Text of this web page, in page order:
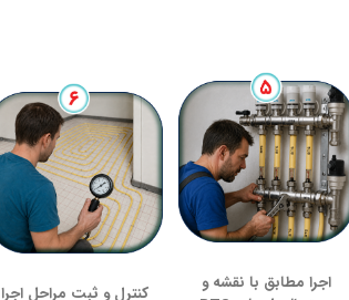
اجرا مطابق با نقشه و
کنترل و ثبت مراحل اجرا